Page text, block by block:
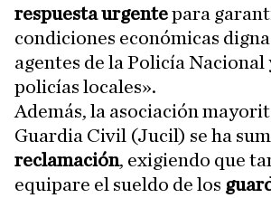
respuesta urgentepara
condiciones económicas
agentes de la Policía Nacional
policías locales».
Además, la asociación
Guardia Civil (Jucil) se ha
reclamación, exigiendo que
equipare el sueldo de los